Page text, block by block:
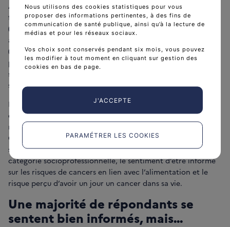
A contrario, les bénéfices associés à la consommation de
féculents complets et de produits laitiers sont peu perçus
(36,6 % et 12,7 %, respectivement), de même que les risques
associés à la consommation de compléments alimentaires
(33,6 %). La connaissance du caractère potentiellement
protecteur de la consommation de produits laitiers
s’améliore au fil des 10 dernières années (+13,8 points) même
si elle demeure globalement faible.
La consommation d’aliments bio et de légumes secs est,
quant à elle, perçue en grande partie comme diminuant le
risque de cancer ou comme sans influence sur ces risques.
Ces perceptions varient en fonction de différents facteurs
sociodémographiques comme le niveau de diplôme, la
catégorie socioprofessionnelle, le sentiment d’être informé
sur les risques de cancers en lien avec l’alimentation et le
risque perçu d’avoir un jour un cancer dans sa vie.
Une majorité de répondants se
sentent bien informés, mais...
Nous utilisons des cookies statistiques pour vous
proposer des informations pertinentes, à des fins de
communication de santé publique, ainsi qu’à la lecture de
médias et pour les réseaux sociaux.
Vos choix sont conservés pendant six mois, vous pouvez
les modifier à tout moment en cliquant sur gestion des
cookies en bas de page.
J'ACCEPTE
PARAMÉTRER LES COOKIES